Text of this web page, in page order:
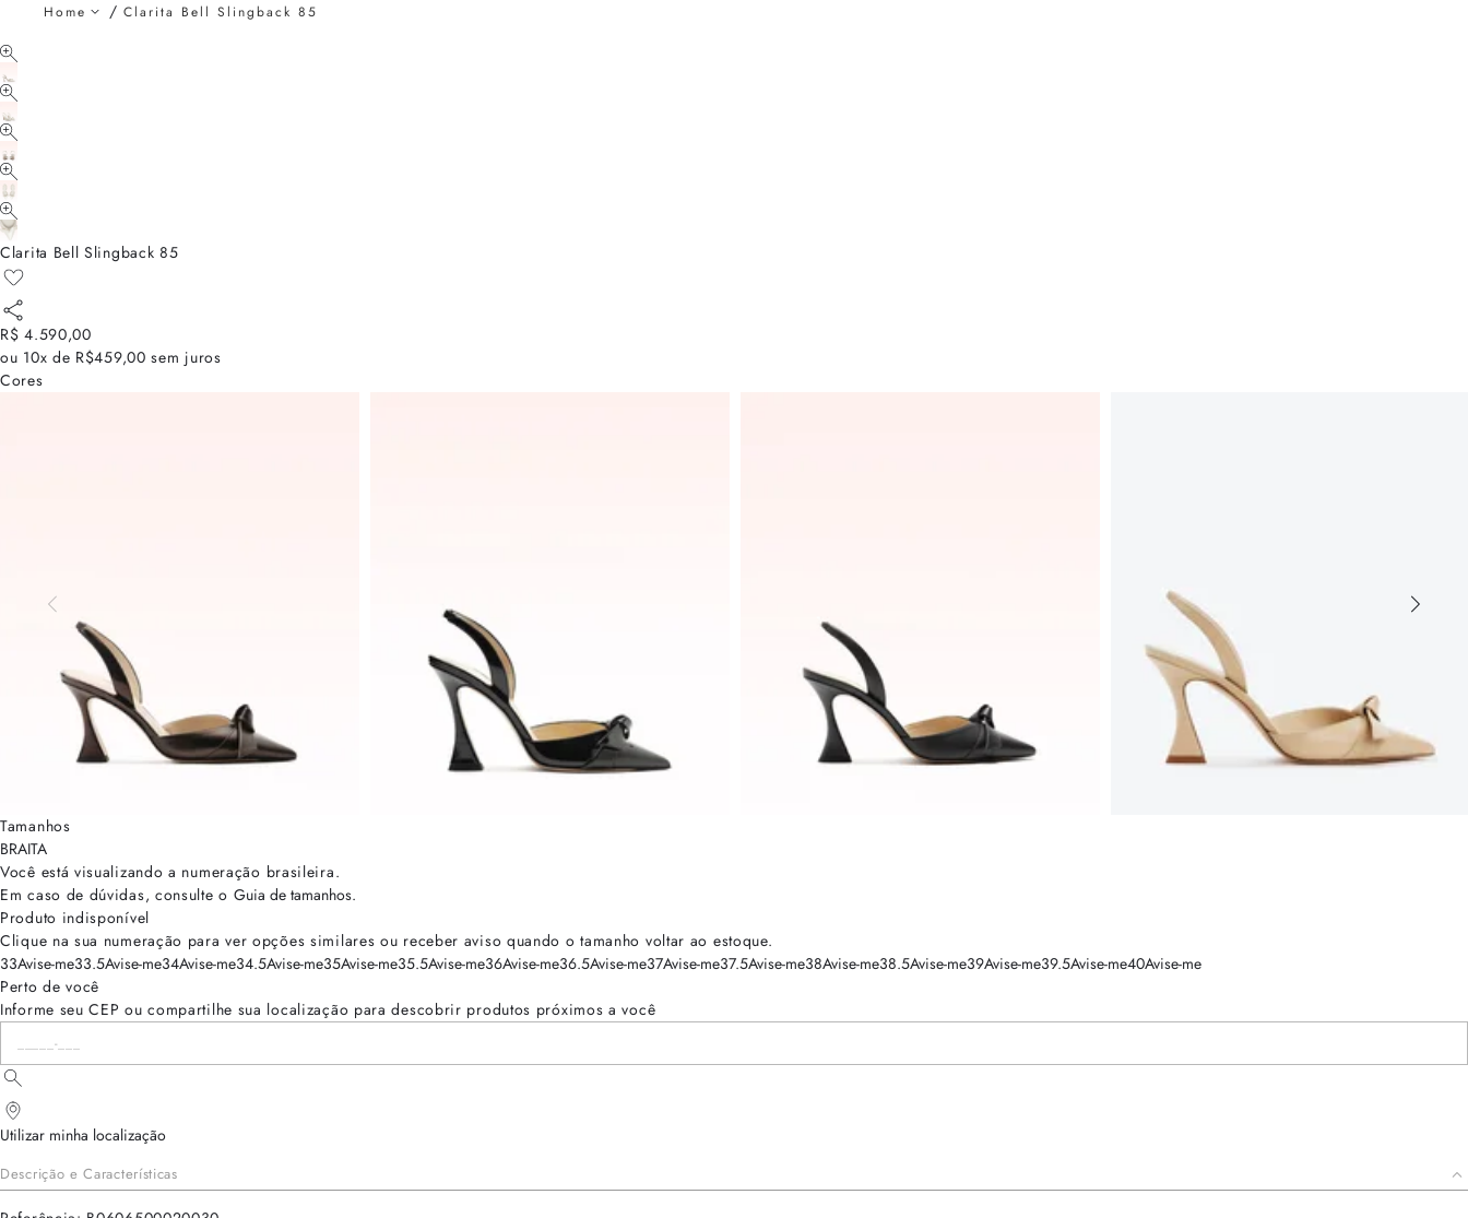
Home Clarita Bell Slingback 85
Clarita Bell Slingback 85
R$ 4.590,00
ou 10x de R$459,00 sem juros
Cores
Tamanhos
BRAITA
Você está visualizando a numeração brasileira.
Em caso de dúvidas, consulte o Guia de tamanhos.
Produto indisponível
Clique na sua numeração para ver opções similares ou receber aviso quando o tamanho voltar ao estoque.
33Avise-me33.5Avise-me34Avise-me34.5Avise-me35Avise-me35.5Avise-me36Avise-me36.5Avise-me37Avise-me37.5Avise-me38Avise-me38.5Avise-me39Avise-me39.5Avise-me40Avise-me
Perto de você
Informe seu CEP ou compartilhe sua localização para descobrir produtos próximos a você
Utilizar minha localização
Descrição e Características